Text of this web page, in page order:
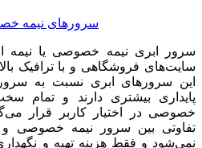
سرورهای نیمه
سرور ابری نیمه خصوصی یا نیمه
سایت‌های فروشگاهی و با ترافیک
این سرورهای ابری نسبت به
پایداری بیشتری دارند و تمام
خصوصی در اختیار کاربر قرار
تفاوتی بین سرور نیمه خصوصی
نمی‌شود و فقط هزینه تهیه و